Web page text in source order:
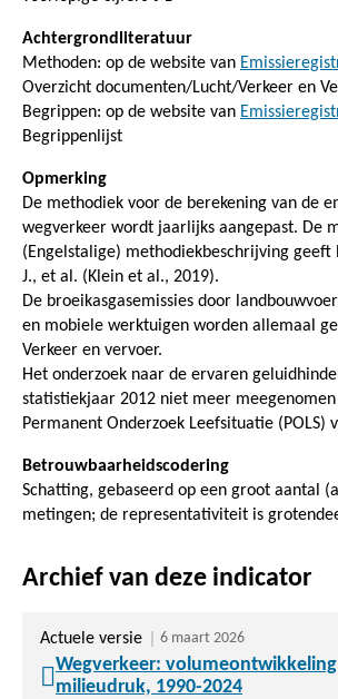
Achtergrondliteratuur
Methoden: op de website van
Overzicht documenten/Lucht/Verkeer en
Begrippen: op de website van
Begrippenlijst
Opmerking
De methodiek voor de berekening van de
wegverkeer wordt jaarlijks aangepast. De
(Engelstalige) methodiekbeschrijving geeft
J., et al. (Klein et al., 2019).
De broeikasgasemissies door
en mobiele werktuigen worden allemaal
Verkeer en vervoer.
Het onderzoek naar de ervaren
statistiekjaar 2012 niet meer
Permanent Onderzoek Leefsituatie (POLS)
Betrouwbaarheidscodering
Schatting, gebaseerd op een groot aantal
metingen; de representativiteit is
Archief van deze indicator
Actuele versie 6 maart 2026
Wegverkeer:
milieudruk, 1990-2024